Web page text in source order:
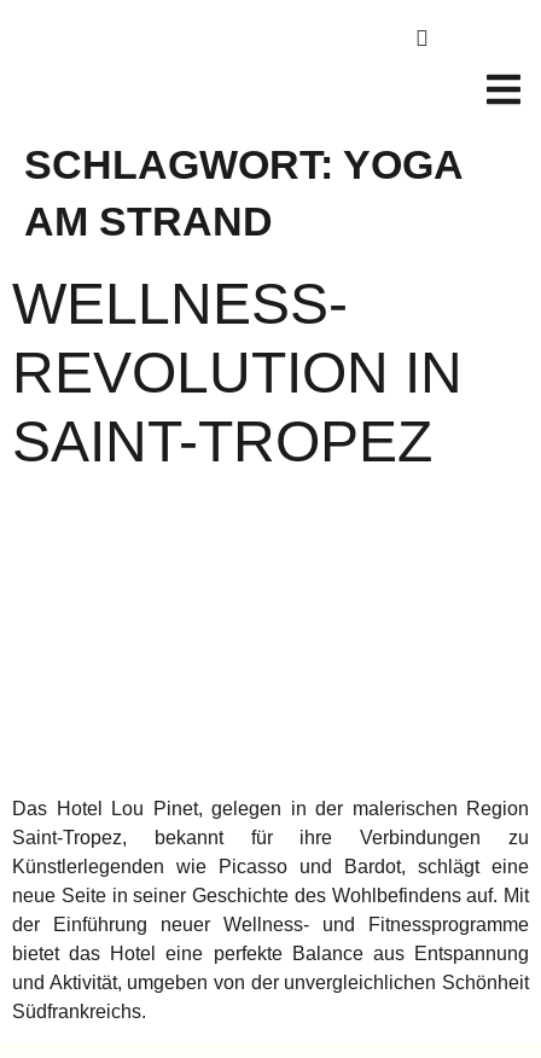
SCHLAGWORT: YOGA
AM STRAND
WELLNESS-
REVOLUTION IN
SAINT-TROPEZ
Das Hotel Lou Pinet, gelegen in der malerischen Region
Saint-Tropez, bekannt für ihre Verbindungen zu
Künstlerlegenden wie Picasso und Bardot, schlägt eine
neue Seite in seiner Geschichte des Wohlbefindens auf. Mit
der Einführung neuer Wellness- und Fitnessprogramme
bietet das Hotel eine perfekte Balance aus Entspannung
und Aktivität, umgeben von der unvergleichlichen Schönheit
Südfrankreichs.